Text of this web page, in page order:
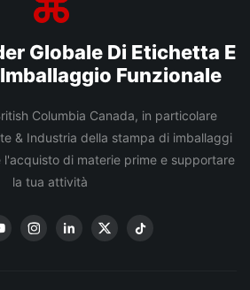
Globale Di Etichetta E
Funzionale
Columbia Canada, in particolare
& Industria della stampa di imballaggi
l'acquisto di materie prime e supportare
la tua attività